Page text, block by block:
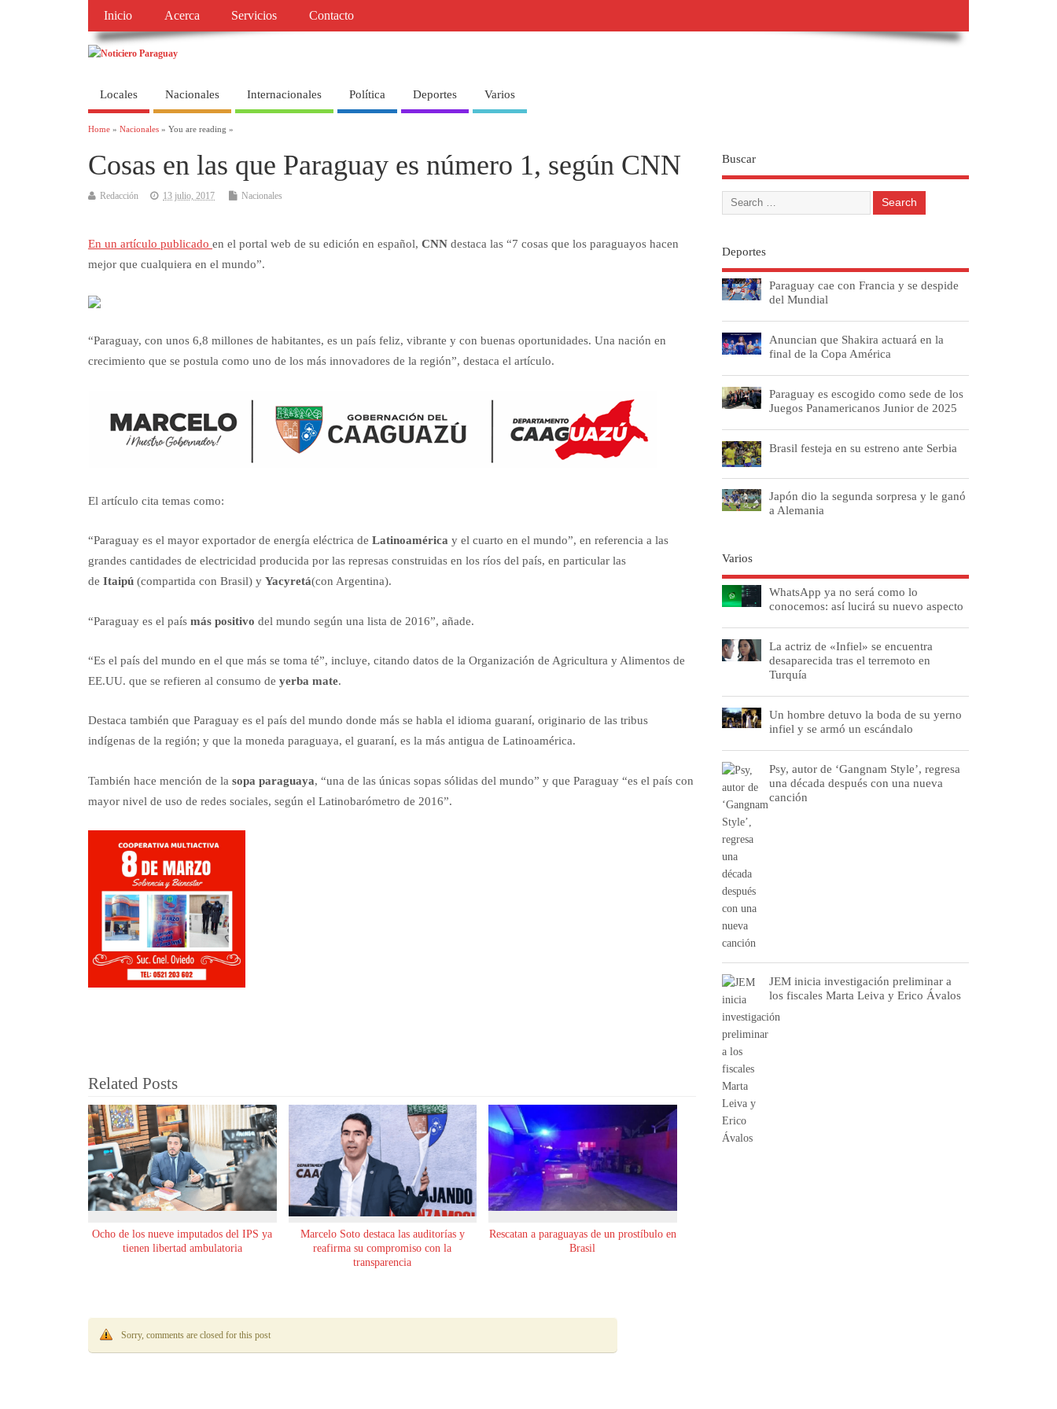
Inicio Acerca Servicios Contacto
Locales Nacionales Internacionales Política Deportes Varios
Home » Nacionales » You are reading »
Cosas en las que Paraguay es número 1, según CNN
Redacción 13 julio, 2017 Nacionales
En un artículo publicado en el portal web de su edición en español, CNN destaca las “7 cosas que los paraguayos hacen
mejor que cualquiera en el mundo”.
“Paraguay, con unos 6,8 millones de habitantes, es un país feliz, vibrante y con buenas oportunidades. Una nación en
crecimiento que se postula como uno de los más innovadores de la región”, destaca el artículo.
El artículo cita temas como:
“Paraguay es el mayor exportador de energía eléctrica de Latinoamérica y el cuarto en el mundo”, en referencia a las
grandes cantidades de electricidad producida por las represas construidas en los ríos del país, en particular las
de Itaipú (compartida con Brasil) y Yacyretá(con Argentina).
“Paraguay es el país más positivo del mundo según una lista de 2016”, añade.
“Es el país del mundo en el que más se toma té”, incluye, citando datos de la Organización de Agricultura y Alimentos de
EE.UU. que se refieren al consumo de yerba mate.
Destaca también que Paraguay es el país del mundo donde más se habla el idioma guaraní, originario de las tribus
indígenas de la región; y que la moneda paraguaya, el guaraní, es la más antigua de Latinoamérica.
También hace mención de la sopa paraguaya, “una de las únicas sopas sólidas del mundo” y que Paraguay “es el país con
mayor nivel de uso de redes sociales, según el Latinobarómetro de 2016”.
Related Posts
Ocho de los nueve imputados del IPS ya
tienen libertad ambulatoria
Marcelo Soto destaca las auditorías y
reafirma su compromiso con la
transparencia
Rescatan a paraguayas de un prostíbulo en
Brasil
Sorry, comments are closed for this post
Buscar
Deportes
Paraguay cae con Francia y se despide
del Mundial
Anuncian que Shakira actuará en la
final de la Copa América
Paraguay es escogido como sede de los
Juegos Panamericanos Junior de 2025
Brasil festeja en su estreno ante Serbia
Japón dio la segunda sorpresa y le ganó
a Alemania
Varios
WhatsApp ya no será como lo
conocemos: así lucirá su nuevo aspecto
La actriz de «Infiel» se encuentra
desaparecida tras el terremoto en
Turquía
Un hombre detuvo la boda de su yerno
infiel y se armó un escándalo
Psy, autor de ‘Gangnam Style’, regresa
una década después con una nueva
canción
JEM inicia investigación preliminar a
los fiscales Marta Leiva y Erico Ávalos